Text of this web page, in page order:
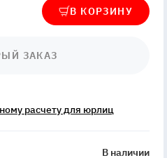
В КОРЗИНУ
ЗАКАЗ
расчету для юрлиц
В наличии